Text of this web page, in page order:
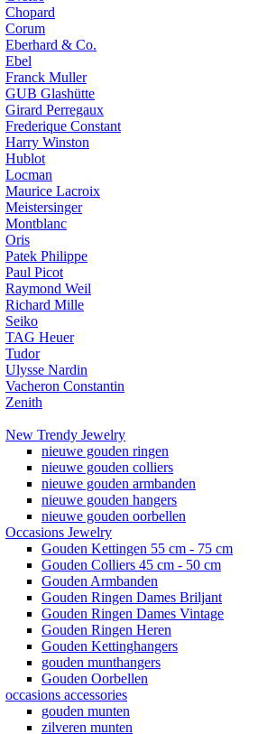
Chopard
Corum
Eberhard & Co.
Ebel
Franck Muller
GUB Glashütte
Girard Perregaux
Frederique Constant
Harry Winston
Hublot
Locman
Maurice Lacroix
Meistersinger
Montblanc
Oris
Patek Philippe
Paul Picot
Raymond Weil
Richard Mille
Seiko
TAG Heuer
Tudor
Ulysse Nardin
Vacheron Constantin
Zenith
New Trendy Jewelry
nieuwe gouden ringen
nieuwe gouden colliers
nieuwe gouden armbanden
nieuwe gouden hangers
nieuwe gouden oorbellen
Occasions Jewelry
Gouden Kettingen 55 cm - 75 cm
Gouden Colliers 45 cm - 50 cm
Gouden Armbanden
Gouden Ringen Dames Briljant
Gouden Ringen Dames Vintage
Gouden Ringen Heren
Gouden Kettinghangers
gouden munthangers
Gouden Oorbellen
occasions accessories
gouden munten
zilveren munten